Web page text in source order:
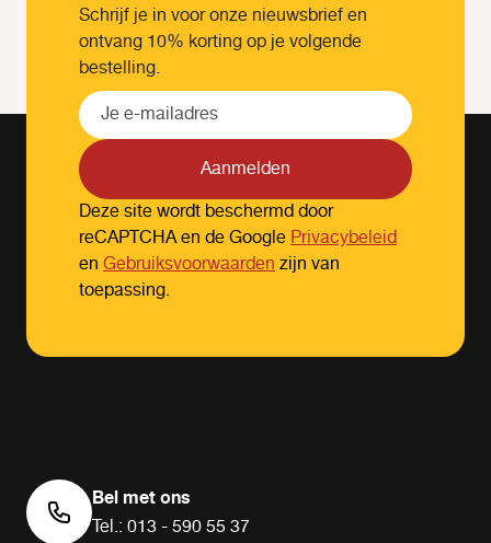
Schrijf je in voor onze nieuwsbrief en
ontvang 10% korting op je volgende
bestelling.
Aanmelden
Deze site wordt beschermd door
reCAPTCHA en de GooglePrivacybeleid
en Gebruiksvoorwaardenzijn van
toepassing.
Bel met ons
Tel.: 013 - 590 55 37